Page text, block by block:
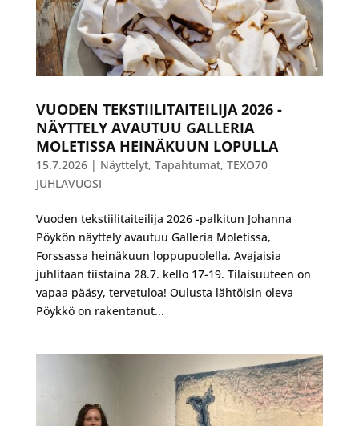
VUODEN TEKSTIILITAITEILIJA 2026 -
NÄYTTELY AVAUTUU GALLERIA
MOLETISSA HEINÄKUUN LOPULLA
15.7.2026| Näyttelyt, Tapahtumat, TEXO70
JUHLAVUOSI
Vuoden tekstiilitaiteilija 2026 -palkitun Johanna
Pöykön näyttely avautuu Galleria Moletissa,
Forssassa heinäkuun loppupuolella. Avajaisia
juhlitaan tiistaina 28.7. kello 17-19. Tilaisuuteen on
vapaa pääsy, tervetuloa! Oulusta lähtöisin oleva
Pöykkö on rakentanut...